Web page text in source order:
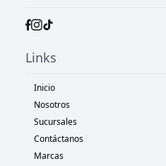
Links
Inicio
Nosotros
Sucursales
Contáctanos
Marcas